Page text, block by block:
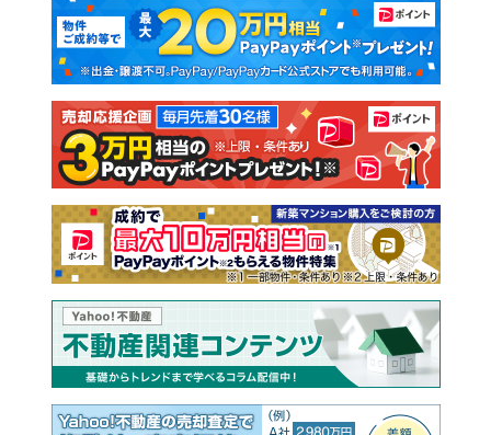
新築マンション 中古マンション
新築一戸建て 中古一戸建て
注文住宅 土地
売却査定